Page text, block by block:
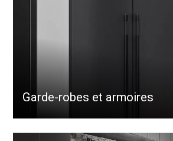
Garde-robes et armoires